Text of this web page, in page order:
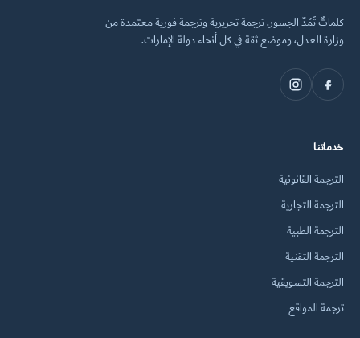
كلماتٌ تَمُدّ الجسور. ترجمة تحريرية وترجمة فورية معتمدة من
وزارة العدل، وموضع ثقة في كل أنحاء دولة الإمارات.
خدماتنا
الترجمة القانونية
الترجمة التجارية
الترجمة الطبية
الترجمة التقنية
الترجمة التسويقية
ترجمة المواقع